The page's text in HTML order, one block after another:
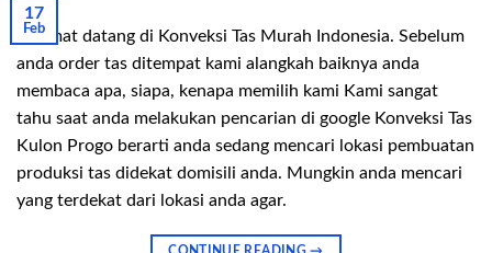
17
Feb
Selamat datang di Konveksi Tas Murah Indonesia. Sebelum
anda order tas ditempat kami alangkah baiknya anda
membaca apa, siapa, kenapa memilih kami Kami sangat
tahu saat anda melakukan pencarian di google Konveksi Tas
Kulon Progo berarti anda sedang mencari lokasi pembuatan
produksi tas didekat domisili anda. Mungkin anda mencari
yang terdekat dari lokasi anda agar.